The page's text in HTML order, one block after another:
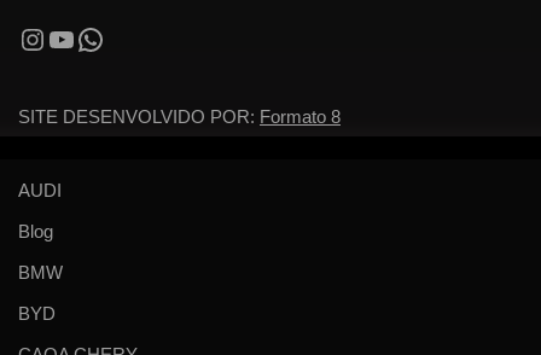
SITE DESENVOLVIDO POR: Formato 8
AUDI
Blog
BMW
BYD